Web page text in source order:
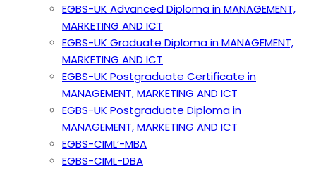
EGBS-UK Advanced Diploma in MANAGEMENT,
MARKETING AND ICT
EGBS-UK Graduate Diploma in MANAGEMENT,
MARKETING AND ICT
EGBS-UK Postgraduate Certificate in
MANAGEMENT, MARKETING AND ICT
EGBS-UK Postgraduate Diploma in
MANAGEMENT, MARKETING AND ICT
EGBS-CIML’-MBA
EGBS-CIML-DBA